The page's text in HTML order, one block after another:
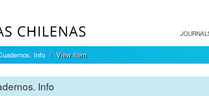
Info View Item
Info